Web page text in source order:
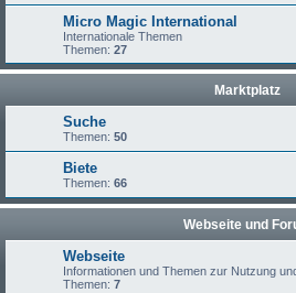
Micro Magic International
Internationale Themen
Themen: 27
Marktplatz
Suche
Themen: 50
Biete
Themen: 66
Webseite und
Webseite
Informationen und Themen zur Nutzung
Themen: 7